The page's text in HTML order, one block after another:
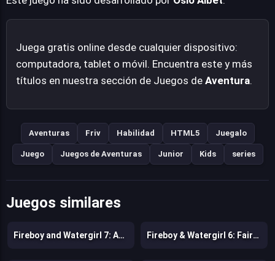
Juega gratis online desde cualquier dispositivo:
computadora, tablet o móvil. Encuentra este y más
títulos en nuestra sección de Juegos de Aventura.
Aventuras Friv Habilidad HTML5 Juegalo
Juego Juegos de Aventuras Junior Kids series
Juegos similares
Fireboy and Watergirl 7: And Friends Fireboy & Watergirl 6: Fairy Tales